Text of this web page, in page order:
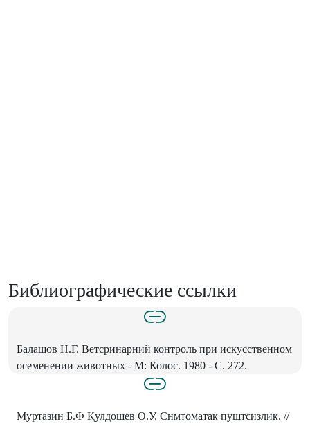
Библиографические ссылки
Балашов Н.Г. Ветсринарний контроль при искусственном
осеменении животных - М: Колос. 1980 - С. 272.
Муртазин Б.Ф Қулдошев О.У. Снмтоматак пуштсизлик. //